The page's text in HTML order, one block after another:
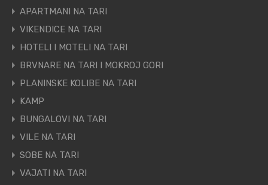
APARTMANI NA TARI
VIKENDICE NA TARI
HOTELI I MOTELI NA TARI
BRVNARE NA TARI I MOKROJ GORI
PLANINSKE KOLIBE NA TARI
KAMP
BUNGALOVI NA TARI
VILE NA TARI
SOBE NA TARI
VAJATI NA TARI